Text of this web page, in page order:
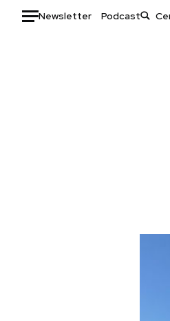
Newsletter Podcast